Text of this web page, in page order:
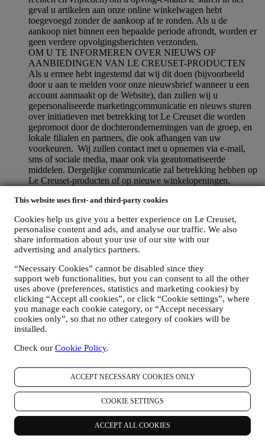
This website uses first- and third-party cookies
Cookies help us give you a better experience on Le Creuset,
personalise content and ads, and analyse our traffic. We also
share information about your use of our site with our
advertising and analytics partners.
“Necessary Cookies” cannot be disabled since they
support web functionalities, but you can consent to all the other
uses above (preferences, statistics and marketing cookies) by
clicking “Accept all cookies”, or click “Cookie settings”, where
you manage each cookie category, or “Accept necessary
cookies only”, so that no other category of cookies will be
installed.
Check our Cookie Policy.
ACCEPT NECESSARY COOKIES ONLY
COOKIE SETTINGS
ACCEPT ALL COOKIES
geval u artikelen aan onze online winkelwagen hebt
toegevoegd zonder de aankoop af te ronden. Als u de
aankoop niet binnen een bepaalde periode afrondt, worden er
geen verdere opvolgingsberichten verzonden.
OM U TE INFORMEREN OVER NIEUWS OF
AANBIEDINGEN VAN LE CREUSET-PRODUCTEN
Als u ermee hebt ingestemd dat wij dit doen (bijvoorbeeld
door u aan te melden voor onze nieuwsbrief wanneer u een
account aanmaakt op de Website), dan zullen wij u
gepersonaliseerde marketingcommunicatie en nieuws sturen
over initiatieven met betrekking tot Le Creuset die worden
gepromoot door de dochterondernemingen van de groep, en
lokale filialen en partners, die ook afhangen van uw
voorkeuren. Wij zullen contact met u opnemen via e-mail,
sms of sociale media, maar ook via geautomatiseerde
middelen. Dergelijke communicatie zal betrekking hebben op
Le Creuset-producten of op nieuwe winkelopeningen,
die worden georganiseerd door Le Creuset of speciale
kan voor u worden geselecteerd of op maat worden gemaakt
op basis van de gegevens die we over u hebben, zoals uw
locatie of uw aankoopgeschiedenis of uw voorkeuren voor
onze producten. Wij zullen uw gegevens gebruiken om uw
interesses beter te begrijpen. Dit stelt ons in staat om onze
communicatie te personaliseren om deze relevanter en
interessanter te maken. Er zullen geen andere gevolgen zijn.
Wij verzamelen ook statistieken over het openen van e-mail
en klikgedrag met behulp van de in de sector gangbare
technologieën om ons te helpen onze nieuwsbrieven te
volgen. Deze verwerking is gebaseerd op uw toestemming
ontvangen. De keuze om aan te melden kan worden
verzameld door het juiste selectievakje aan te vinken of, als u
een Le Creuset-account heeft, via het Mijn account-gedeelte
van de Website.Afmelden: U kunt het ontvangen van onze
marketingcommunicatie of updates te allen tijde kosteloos
stopzetten via de methoden die bij de communicatie worden
weergegeven (om u bijvoorbeeld af te melden voor de
nieuwsbrief kunt u klikken op de afmeldlink onderaan elke e-